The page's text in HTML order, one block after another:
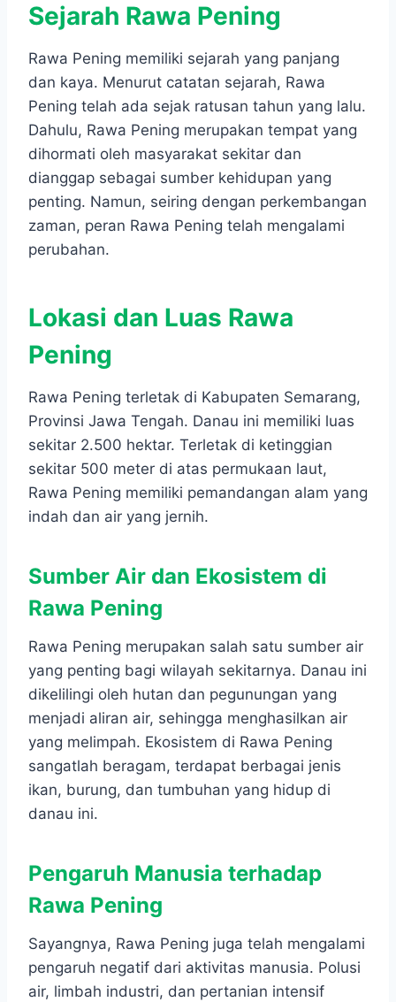
Sejarah Rawa Pening
Rawa Pening memiliki sejarah yang panjang
dan kaya. Menurut catatan sejarah, Rawa
Pening telah ada sejak ratusan tahun yang lalu.
Dahulu, Rawa Pening merupakan tempat yang
dihormati oleh masyarakat sekitar dan
dianggap sebagai sumber kehidupan yang
penting. Namun, seiring dengan perkembangan
zaman, peran Rawa Pening telah mengalami
perubahan.
Lokasi dan Luas Rawa
Pening
Rawa Pening terletak di Kabupaten Semarang,
Provinsi Jawa Tengah. Danau ini memiliki luas
sekitar 2.500 hektar. Terletak di ketinggian
sekitar 500 meter di atas permukaan laut,
Rawa Pening memiliki pemandangan alam yang
indah dan air yang jernih.
Sumber Air dan Ekosistem di
Rawa Pening
Rawa Pening merupakan salah satu sumber air
yang penting bagi wilayah sekitarnya. Danau ini
dikelilingi oleh hutan dan pegunungan yang
menjadi aliran air, sehingga menghasilkan air
yang melimpah. Ekosistem di Rawa Pening
sangatlah beragam, terdapat berbagai jenis
ikan, burung, dan tumbuhan yang hidup di
danau ini.
Pengaruh Manusia terhadap
Rawa Pening
Sayangnya, Rawa Pening juga telah mengalami
pengaruh negatif dari aktivitas manusia. Polusi
air, limbah industri, dan pertanian intensif